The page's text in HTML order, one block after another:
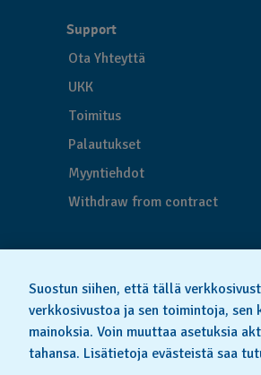
Support
Ota Yhteyttä
UKK
Toimitus
Palautukset
Myyntiehdot
Withdraw from contract
Suostun siihen, että tällä
verkkosivustoa ja sen toimintoja,
mainoksia. Voin muuttaa asetuksia
tahansa. Lisätietoja evästeistä saa